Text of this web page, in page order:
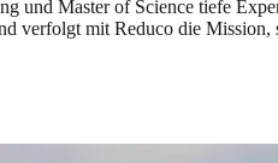
Master of Science tiefe
verfolgt mit Reduco die